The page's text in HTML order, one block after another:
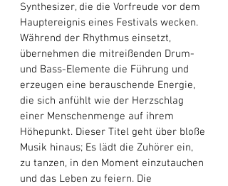
Synthesizer, die die Vorfreude vor dem
Hauptereignis eines Festivals wecken.
Während der Rhythmus einsetzt,
übernehmen die mitreißenden Drum-
und Bass-Elemente die Führung und
erzeugen eine berauschende Energie,
die sich anfühlt wie der Herzschlag
einer Menschenmenge auf ihrem
Höhepunkt. Dieser Titel geht über bloße
Musik hinaus; Es lädt die Zuhörer ein,
zu tanzen, in den Moment einzutauchen
und das Leben zu feiern. Die